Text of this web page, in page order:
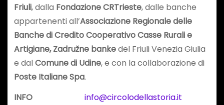
Friuli, dalla Fondazione CRTrieste, dalle banche
appartenenti all’Associazione Regionale delle
Banche di Credito Cooperativo Casse Rurali e
Artigiane, Zadružne bankedel Friuli Venezia Giulia
e dalComune di Udine, e con la collaborazione di
Poste Italiane Spa.
INFO
info@circolodellastoria.it